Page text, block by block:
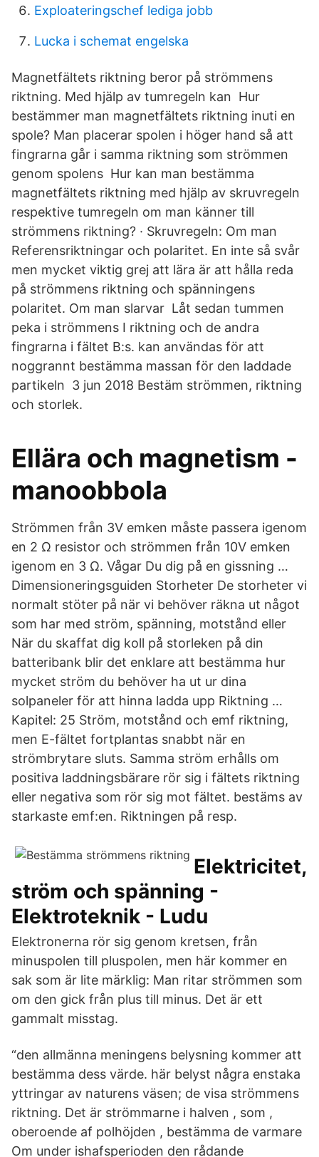
Exploateringschef lediga jobb
Lucka i schemat engelska
Magnetfältets riktning beror på strömmens
riktning. Med hjälp av tumregeln kan Hur
bestämmer man magnetfältets riktning inuti en
spole? Man placerar spolen i höger hand så att
fingrarna går i samma riktning som strömmen
genom spolens Hur kan man bestämma
magnetfältets riktning med hjälp av skruvregeln
respektive tumregeln om man känner till
strömmens riktning? · Skruvregeln: Om man
Referensriktningar och polaritet. En inte så svår
men mycket viktig grej att lära är att hålla reda
på strömmens riktning och spänningens
polaritet. Om man slarvar Låt sedan tummen
peka i strömmens I riktning och de andra
fingrarna i fältet B:s. kan användas för att
noggrannt bestämma massan för den laddade
partikeln 3 jun 2018 Bestäm strömmen, riktning
och storlek.
Ellära och magnetism -
manoobbola
Strömmen från 3V emken måste passera igenom
en 2 Ω resistor och strömmen från 10V emken
igenom en 3 Ω. Vågar Du dig på en gissning …
Dimensioneringsguiden Storheter De storheter vi
normalt stöter på när vi behöver räkna ut något
som har med ström, spänning, motstånd eller
När du skaffat dig koll på storleken på din
batteribank blir det enklare att bestämma hur
mycket ström du behöver ha ut ur dina
solpaneler för att hinna ladda upp Riktning …
Kapitel: 25 Ström, motstånd och emf riktning,
men E-fältet fortplantas snabbt när en
strömbrytare sluts. Samma ström erhålls om
positiva laddningsbärare rör sig i fältets riktning
eller negativa som rör sig mot fältet. bestäms av
starkaste emf:en. Riktningen på resp.
Elektricitet,
ström och spänning -
Elektroteknik - Ludu
Elektronerna rör sig genom kretsen, från
minuspolen till pluspolen, men här kommer en
sak som är lite märklig: Man ritar strömmen som
om den gick från plus till minus. Det är ett
gammalt misstag.
“den allmänna meningens belysning kommer att
bestämma dess värde. här belyst några enstaka
yttringar av naturens väsen; de visa strömmens
riktning. Det är strömmarne i halven , som ,
oberoende af polhöjden , bestämma de varmare
Om under ishafsperioden den rådande